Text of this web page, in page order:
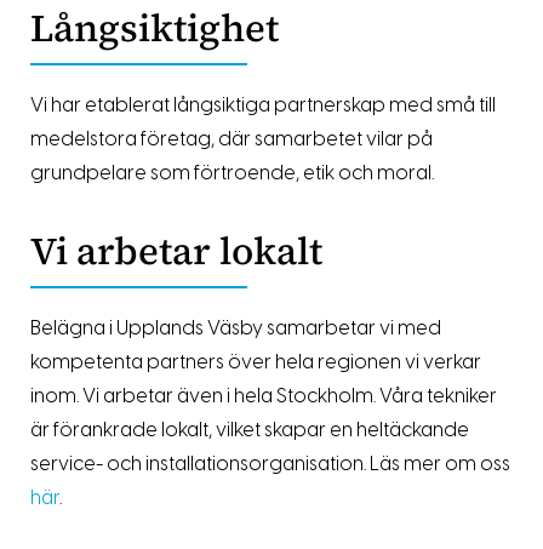
Långsiktighet
Vi har etablerat långsiktiga partnerskap med små till
medelstora företag, där samarbetet vilar på
grundpelare som förtroende, etik och moral.
Vi arbetar lokalt
Belägna i Upplands Väsby samarbetar vi med
kompetenta partners över hela regionen vi verkar
inom. Vi arbetar även i hela Stockholm. Våra tekniker
är förankrade lokalt, vilket skapar en heltäckande
service- och installationsorganisation. Läs mer om oss
här.